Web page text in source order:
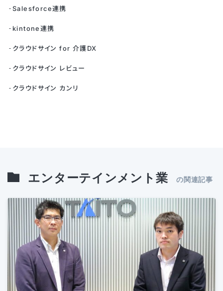
Salesforce連携
kintone連携
クラウドサイン for 介護DX
クラウドサイン レビュー
クラウドサイン カンリ
エンターテインメント業 の関連記事